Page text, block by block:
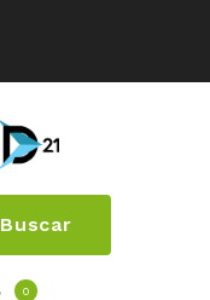
Buscar
0